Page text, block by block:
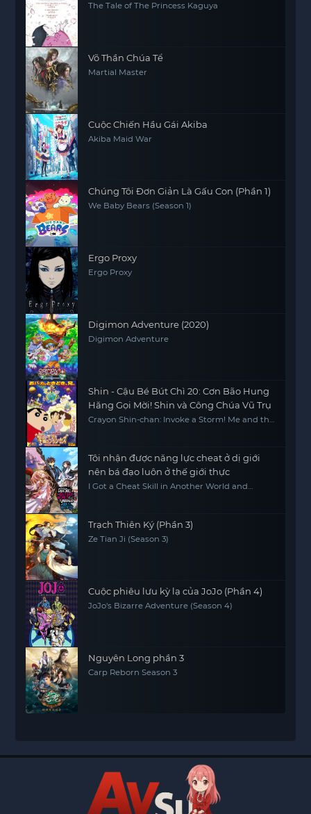
The Tale of The Princess Kaguya
Võ Thần Chúa Tể
Martial Master
Cuộc Chiến Hầu Gái Akiba
Akiba Maid War
Chúng Tôi Đơn Giản Là Gấu Con (Phần 1)
We Baby Bears (Season 1)
Ergo Proxy
Ergo Proxy
Digimon Adventure (2020)
Digimon Adventure
Shin - Cậu Bé Bút Chì 20: Cơn Bão Hung
Hăng Gọi Mời! Shin và Công Chúa Vũ Trụ
Crayon Shin-chan: Invoke a Storm! Me and the
Tôi nhận được năng lực cheat ở dị giới
nên bá đạo luôn ở thế giới thực
I Got a Cheat Skill in Another World and
Trạch Thiên Ký (Phần 3)
Ze Tian Ji (Season 3)
Cuộc phiêu lưu kỳ lạ của JoJo (Phần 4)
JoJo's Bizarre Adventure (Season 4)
Nguyên Long phần 3
Carp Reborn Season 3